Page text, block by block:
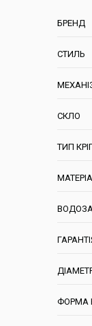
БРЕНД
СТИЛЬ
СКЛО
ТИП
ФОРМА